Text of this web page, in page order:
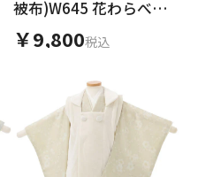
被布)W645 花わらべア
イボリー松 × 水色 亀甲
に松
￥9,800税込